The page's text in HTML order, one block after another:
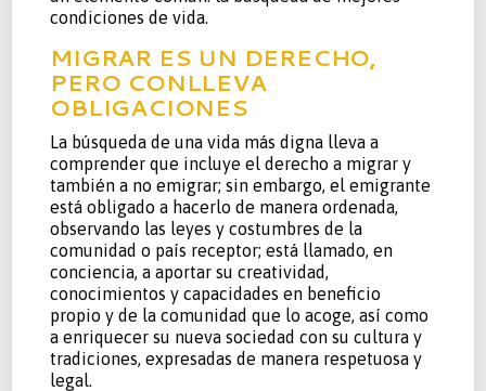
condiciones de vida.
MIGRAR ES UN DERECHO,
PERO CONLLEVA
OBLIGACIONES
La búsqueda de una vida más digna lleva a
comprender que incluye el derecho a migrar y
también a no emigrar; sin embargo, el emigrante
está obligado a hacerlo de manera ordenada,
observando las leyes y costumbres de la
comunidad o país receptor; está llamado, en
conciencia, a aportar su creatividad,
conocimientos y capacidades en beneficio
propio y de la comunidad que lo acoge, así como
a enriquecer su nueva sociedad con su cultura y
tradiciones, expresadas de manera respetuosa y
legal.